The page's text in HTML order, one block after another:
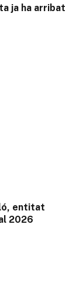
ja ha arribat
entitat
2026